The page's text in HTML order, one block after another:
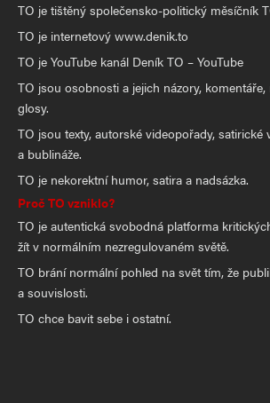
TO je tištěný společensko-politický měsíčník
TO je internetový www.denik.to
TO je YouTube kanál Deník TO – YouTube
TO jsou osobnosti a jejich názory, komentáře,
glosy.
TO jsou texty, autorské videopořady, satirické
a bublináže.
TO je nekorektní humor, satira a nadsázka.
Proč TO vzniklo?
TO je autentická svobodná platforma
žít v normálním nezregulovaném světě.
TO brání normální pohled na svět tím, že
a souvislosti.
TO chce bavit sebe i ostatní.